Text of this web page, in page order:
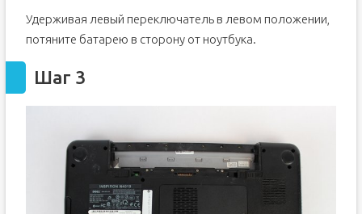
Удерживая левый переключатель в левом положении,
потяните батарею в сторону от ноутбука.
Шаг 3